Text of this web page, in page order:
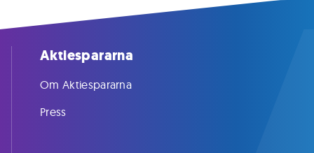
Aktiespararna
Om Aktiespararna
Press